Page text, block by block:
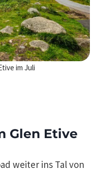
im Juli
Glen Etive
weiter ins Tal von